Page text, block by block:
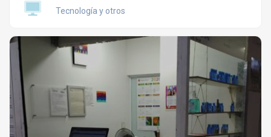
Tecnología y otros